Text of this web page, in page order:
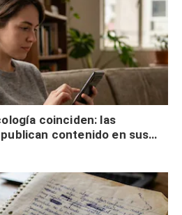
coinciden: las
contenido en sus
buscar validación